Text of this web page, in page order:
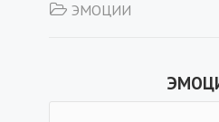
ЭМОЦИИ